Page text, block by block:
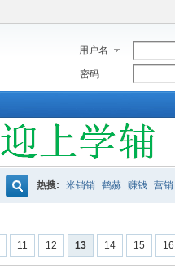
用户名
密码
热搜: 米销销 鹤赫 赚钱 营销
11 12 13 14 15 16